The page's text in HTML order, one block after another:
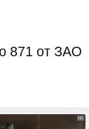
871 от ЗАО